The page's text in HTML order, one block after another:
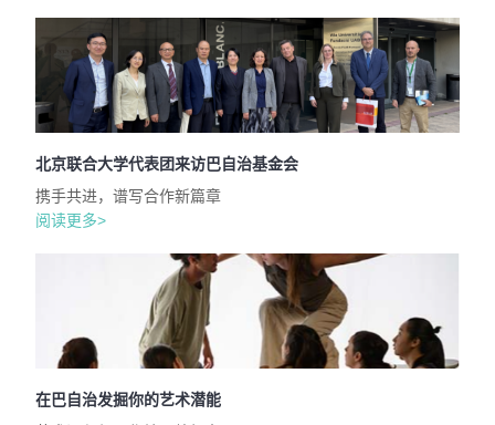
北京联合大学代表团来访巴自治基金会
携手共进，谱写合作新篇章
阅读更多>
在巴自治发掘你的艺术潜能